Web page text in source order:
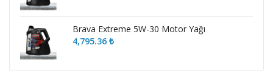
Brava Extreme 5W-30 Motor Yağı
4,795.36₺